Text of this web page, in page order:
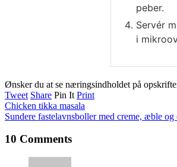
peber.
Servér
i
Ønsker du at se næringsindholdet på
Tweet Share Pin It Print
Chicken tikka masala
Sundere fastelavnsboller med creme, æble og
10 Comments